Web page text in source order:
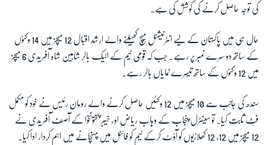
کی توجہ حاصل کرنے کی کوشش کی ہے۔
حال ہی میں پاکستان کے لیے انٹرنیشنل میچ کھیلنے والے ارشد اقبال 12 میچز میں 14 وکٹوں
کے ساتھ دوسرے نمبر پر رہے۔ جب کہ قومی ٹیم کے اٹیک بالر شاہین شاہ آفریدی 6 میچز
میں 12 وکٹوں کے ساتھ تیسرے نمایاں بالر رہے۔
سندھ کی جانب سے 10 میچز میں 12 وکٹیں حاصل کرنے والے رومان رئیس نے خود کو مکمل
فٹ ثابت کیا۔ تو سینٹرل پنجاب کے وہاب ریاض اور خیبر پختونخوا کے آصف آفریدی نے
12 میچز میں 12، 12 کھلاڑیوں کو آؤٹ کرکے ٹیم کو فائنل میں پہنچانے میں اہم کردار ادا کیا۔